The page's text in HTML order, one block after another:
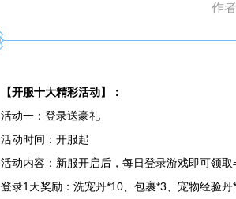
作
【开服十大精彩活动】：
活动一：登录送豪礼
活动时间：开服起
活动内容：新服开启后，每日登录游戏即可领取
登录1天奖励：洗宠丹*10、包裹*3、宠物经验